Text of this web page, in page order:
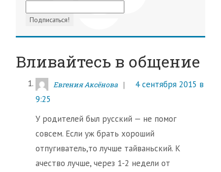
Вливайтесь в общение
Евгения Аксёнова
4 сентября 2015 в
9:25
У родителей был русский — не помог
совсем. Если уж брать хороший
отпугиватель,то лучше тайваньский. К
ачество лучше, через 1-2 недели от